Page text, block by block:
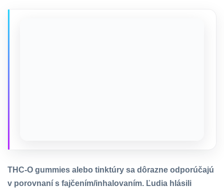
THC-O gummies alebo tinktúry sa dôrazne odporúčajú
v porovnaní s fajčením/inhalovaním. Ľudia hlásili